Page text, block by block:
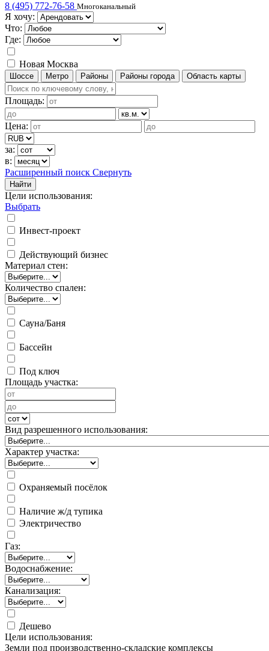
8 (495) 772-76-58 Многоканальный
Я хочу:
Что:
Где:
Новая Москва
Шоссе Метро Районы Районы города Область карты
Площадь:
Цена:
за:
в:
Расширенный поиск Свернуть
Найти
Цели использования:
Выбрать
Инвест-проект
Действующий бизнес
Материал стен:
Количество спален:
Сауна/Баня
Бассейн
Под ключ
Площадь участка:
Вид разрешенного использования:
Характер участка:
Охраняемый посёлок
Наличие ж/д тупика
Электричество
Газ:
Водоснабжение:
Канализация:
Дешево
Цели использования:
Земли под производственно-складские комплексы